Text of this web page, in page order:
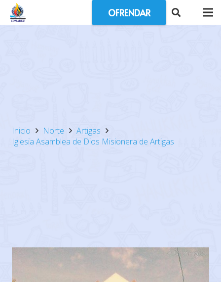
OFRENDAR
Inicio Norte
Artigas
Iglesia Asamblea de Dios Misionera de Artigas